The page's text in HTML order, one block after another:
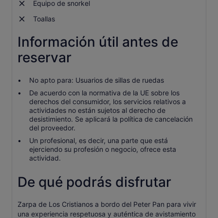
Equipo de snorkel
Toallas
Información útil antes de
reservar
No apto para: Usuarios de sillas de ruedas
De acuerdo con la normativa de la UE sobre los
derechos del consumidor, los servicios relativos a
actividades no están sujetos al derecho de
desistimiento. Se aplicará la política de cancelación
del proveedor.
Un profesional, es decir, una parte que está
ejerciendo su profesión o negocio, ofrece esta
actividad.
De qué podrás disfrutar
Zarpa de Los Cristianos a bordo del Peter Pan para vivir
una experiencia respetuosa y auténtica de avistamiento